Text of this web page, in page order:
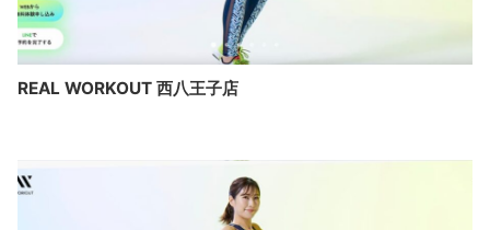
REAL WORKOUT 西八王子店